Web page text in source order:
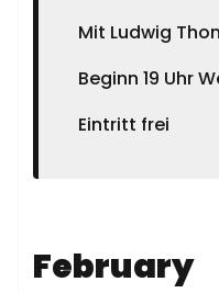
Mit Ludwig
Beginn 19 Uhr
Eintritt frei
February